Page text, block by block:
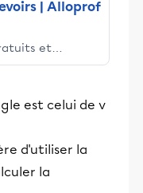
| Alloprof
et
les élèves
est celui de v
d'utiliser la
la